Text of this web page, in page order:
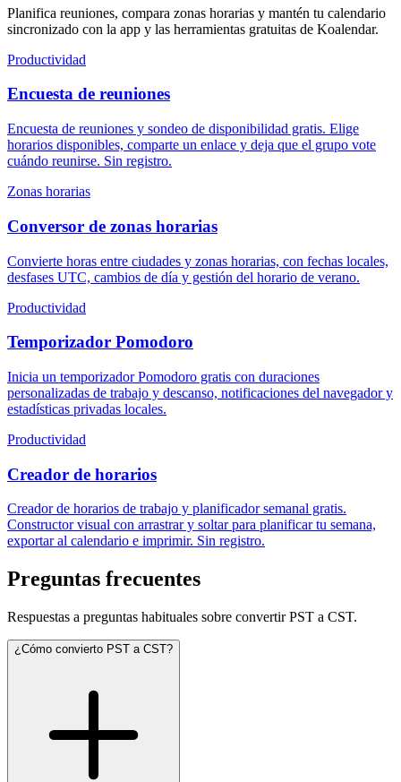
Planifica reuniones, compara zonas horarias y mantén tu calendario
sincronizado con la app y las herramientas gratuitas de Koalendar.
Productividad
Encuesta de reuniones
Encuesta de reuniones y sondeo de disponibilidad gratis. Elige
horarios disponibles, comparte un enlace y deja que el grupo vote
cuándo reunirse. Sin registro.
Zonas horarias
Conversor de zonas horarias
Convierte horas entre ciudades y zonas horarias, con fechas locales,
desfases UTC, cambios de día y gestión del horario de verano.
Productividad
Temporizador Pomodoro
Inicia un temporizador Pomodoro gratis con duraciones
personalizadas de trabajo y descanso, notificaciones del navegador y
estadísticas privadas locales.
Productividad
Creador de horarios
Creador de horarios de trabajo y planificador semanal gratis.
Constructor visual con arrastrar y soltar para planificar tu semana,
exportar al calendario e imprimir. Sin registro.
Preguntas frecuentes
Respuestas a preguntas habituales sobre convertir PST a CST.
¿Cómo convierto PST a CST?